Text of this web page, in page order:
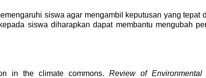
siswa agar mengambil keputusan yang tepat
siswa diharapkan dapat membantu mengubah
in the climate commons. Review of